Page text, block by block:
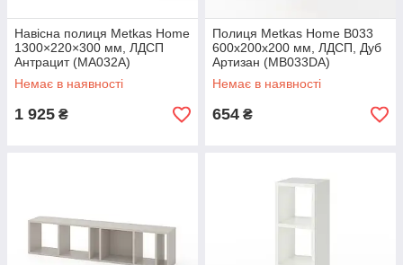
Навісна полиця Metkas Home
1300×220×300 мм, ЛДСП
Антрацит (MA032A)
Немає в наявності
1 925 ₴
Полиця Metkas Home B033
600х200х200 мм, ЛДСП, Дуб
Артизан (MB033DA)
Немає в наявності
654 ₴